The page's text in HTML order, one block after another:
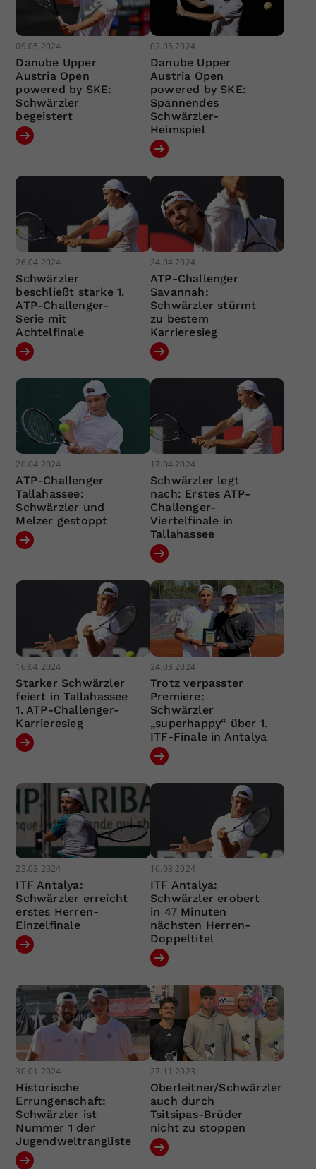
09.05.2024
Danube Upper
Austria Open
powered by SKE:
Schwärzler
begeistert
02.05.2024
Danube Upper
Austria Open
powered by SKE:
Spannendes
Schwärzler-
Heimspiel
26.04.2024
Schwärzler
beschließt starke 1.
ATP-Challenger-
Serie mit
Achtelfinale
24.04.2024
ATP-Challenger
Savannah:
Schwärzler stürmt
zu bestem
Karrieresieg
20.04.2024
ATP-Challenger
Tallahassee:
Schwärzler und
Melzer gestoppt
17.04.2024
Schwärzler legt
nach: Erstes ATP-
Challenger-
Viertelfinale in
Tallahassee
16.04.2024
Starker Schwärzler
feiert in Tallahassee
1. ATP-Challenger-
Karrieresieg
24.03.2024
Trotz verpasster
Premiere:
Schwärzler
„superhappy“ über 1.
ITF-Finale in Antalya
23.03.2024
ITF Antalya:
Schwärzler erreicht
erstes Herren-
Einzelfinale
16.03.2024
ITF Antalya:
Schwärzler erobert
in 47 Minuten
nächsten Herren-
Doppeltitel
30.01.2024
Historische
Errungenschaft:
Schwärzler ist
Nummer 1 der
Jugendweltrangliste
27.11.2023
Oberleitner/Schwärzler
auch durch
Tsitsipas-Brüder
nicht zu stoppen